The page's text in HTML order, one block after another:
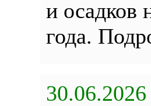
и осадков
года.
30.06.2026